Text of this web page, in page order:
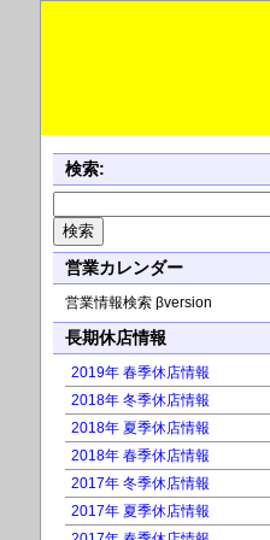
検索:
営業カレンダー
営業情報検索 βversion
長期休店情報
2019年 春季休店情報
2018年 冬季休店情報
2018年 夏季休店情報
2018年 春季休店情報
2017年 冬季休店情報
2017年 夏季休店情報